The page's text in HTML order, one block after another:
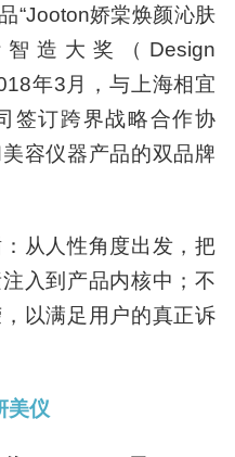
“Jooton娇棠焕颜沁肤
造大奖（Design
年3月，与上海相宜
签订跨界战略合作协
容仪器产品的双品牌
从人性角度出发，把
入到产品内核中；不
以满足用户的真正诉
美仪